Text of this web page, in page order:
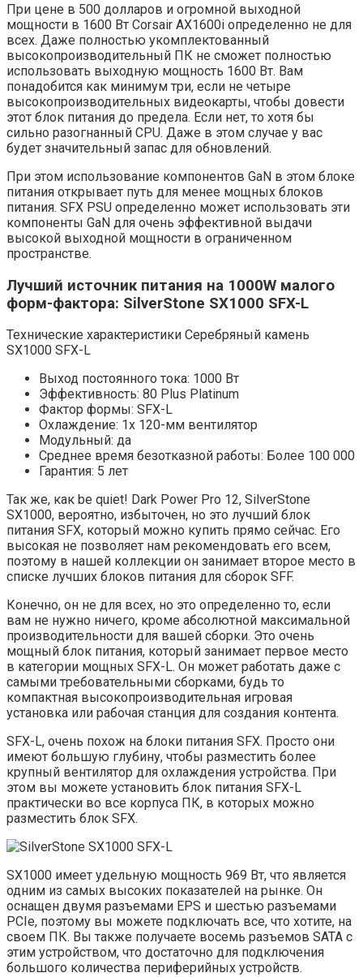
При цене в 500 долларов и огромной выходной
мощности в 1600 Вт Corsair AX1600i определенно не для
всех. Даже полностью укомплектованный
высокопроизводительный ПК не сможет полностью
использовать выходную мощность 1600 Вт. Вам
понадобится как минимум три, если не четыре
высокопроизводительных видеокарты, чтобы довести
этот блок питания до предела. Если нет, то хотя бы
сильно разогнанный CPU. Даже в этом случае у вас
будет значительный запас для обновлений.
При этом использование компонентов GaN в этом блоке
питания открывает путь для менее мощных блоков
питания. SFX PSU определенно может использовать эти
компоненты GaN для очень эффективной выдачи
высокой выходной мощности в ограниченном
пространстве.
Лучший источник питания на 1000W малого
форм-фактора: SilverStone SX1000 SFX-L
Технические характеристики Серебряный камень
SX1000 SFX-L
Выход постоянного тока: 1000 Вт
Эффективность: 80 Plus Platinum
Фактор формы: SFX-L
Охлаждение: 1x 120-мм вентилятор
Модульный: да
Среднее время безотказной работы: Более 100 000
Гарантия: 5 лет
Так же, как be quiet! Dark Power Pro 12, SilverStone
SX1000, вероятно, избыточен, но это лучший блок
питания SFX, который можно купить прямо сейчас. Его
высокая не позволяет нам рекомендовать его всем,
поэтому в нашей коллекции он занимает второе место в
списке лучших блоков питания для сборок SFF.
Конечно, он не для всех, но это определенно то, если
вам не нужно ничего, кроме абсолютной максимальной
производительности для вашей сборки. Это очень
мощный блок питания, который занимает первое место
в категории мощных SFX-L. Он может работать даже с
самыми требовательными сборками, будь то
компактная высокопроизводительная игровая
установка или рабочая станция для создания контента.
SFX-L, очень похож на блоки питания SFX. Просто они
имеют большую глубину, чтобы разместить более
крупный вентилятор для охлаждения устройства. При
этом вы можете установить блок питания SFX-L
практически во все корпуса ПК, в которых можно
разместить блок SFX.
SX1000 имеет удельную мощность 969 Вт, что является
одним из самых высоких показателей на рынке. Он
оснащен двумя разъемами EPS и шестью разъемами
PCIe, поэтому вы можете подключать все, что хотите, на
своем ПК. Вы также получаете восемь разъемов SATA с
этим устройством, что достаточно для подключения
большого количества периферийных устройств.